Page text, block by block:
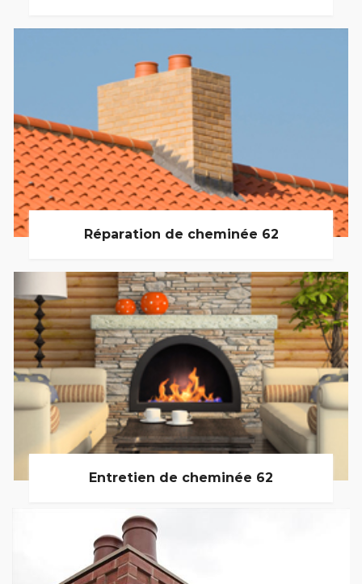
Réparation de cheminée 62
Entretien de cheminée 62